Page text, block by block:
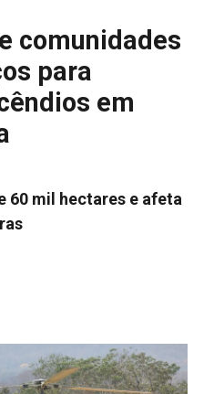
comunidades
para
em
60 mil hectares e afeta